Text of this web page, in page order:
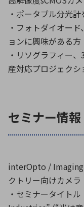
・ポータブル分光計
・フォトダイオー
ョンに興味がある方
・リソグラフィー
産対応プロジェク
セミナー情報
interOpto / Imaging
クトリー向けカメ
・セミナータイト